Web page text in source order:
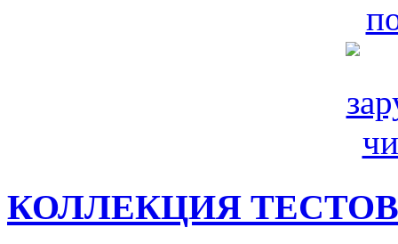
КОЛЛЕКЦИЯ ТЕСТОВ